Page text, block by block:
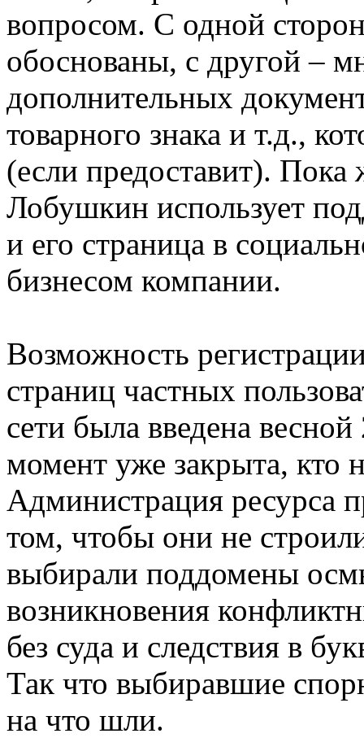
вопросом. С одной
обоснованы, с другой –
дополнительных
товарного знака и т.д.,
(если предоставит).
Лобушкин использует
и его страница в
бизнесом компании.
Возможность
страниц частных
сети была введена
момент уже закрыта, кто
Администрация ресурса
том, чтобы они не
выбирали поддомены
возникновения
без суда и следствия в
Так что выбиравшие
на что шли.